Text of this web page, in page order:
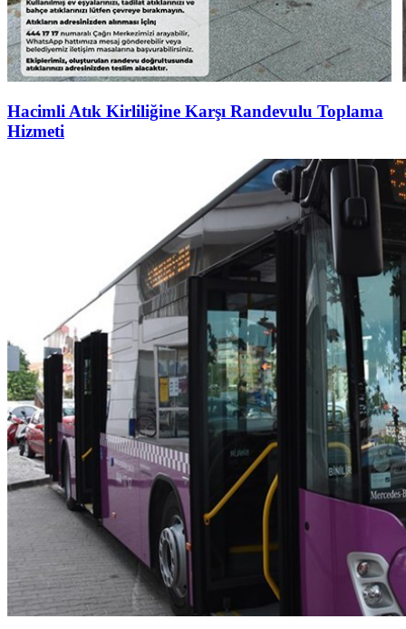
Hacimli Atık Kirliliğine Karşı Randevulu Toplama
Hizmeti